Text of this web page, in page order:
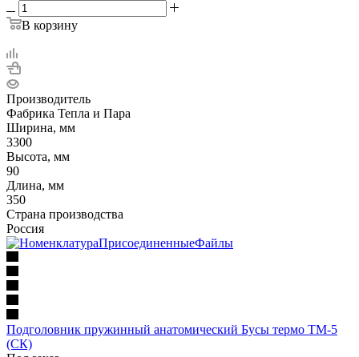
В корзину
Производитель
Фабрика Тепла и Пара
Ширина, мм
3300
Высота, мм
90
Длина, мм
350
Страна производства
Россия
Подголовник пружинный анатомический Бусы термо ТМ-5
(СК)